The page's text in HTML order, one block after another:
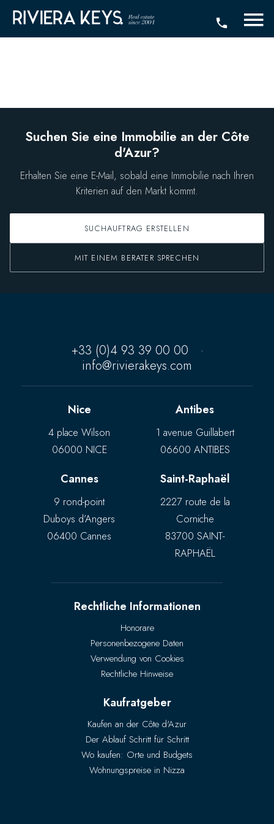
Suchen Sie eine Immobilie an der Côte
d'Azur?
Erhalten Sie eine E-Mail, sobald eine Immobilie nach Ihren
Kriterien auf den Markt kommt.
SUCHAUFTRAG ERSTELLEN
MIT EINEM BERATER SPRECHEN
+33 (0)4 93 39 00 00
·
info@rivierakeys.com
Nice
4 place Wilson
06000 NICE
Antibes
1 avenue Guillabert
06600 ANTIBES
Cannes
9 rond-point
Duboys d’Angers
06400 Cannes
Saint-Raphaël
2227 route de la
Corniche
83700 SAINT-
RAPHAËL
Rechtliche Informationen
Honorare
Personenbezogene Daten
Verwendung von Cookies
Rechtliche Hinweise
Kaufratgeber
Kaufen an der Côte d'Azur
Der Ablauf Schritt für Schritt
Wo kaufen: Orte und Budgets
Wohnungspreise in Nizza